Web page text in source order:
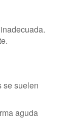
se suelen
aguda